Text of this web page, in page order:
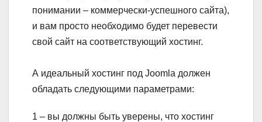
понимании – коммерчески-успешного сайта),
и вам просто необходимо будет перевести
свой сайт на соответствующий хостинг.
А идеальный хостинг под Joomla должен
обладать следующими параметрами:
1 – вы должны быть уверены, что хостинг